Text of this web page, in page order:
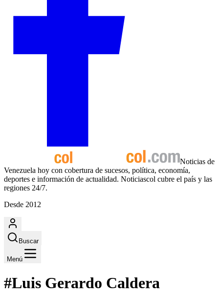
Noticias de
Venezuela hoy con cobertura de sucesos, política, economía,
deportes e información de actualidad. Noticiascol cubre el país y las
regiones 24/7.
Desde 2012
Buscar
Menú
#Luis Gerardo Caldera